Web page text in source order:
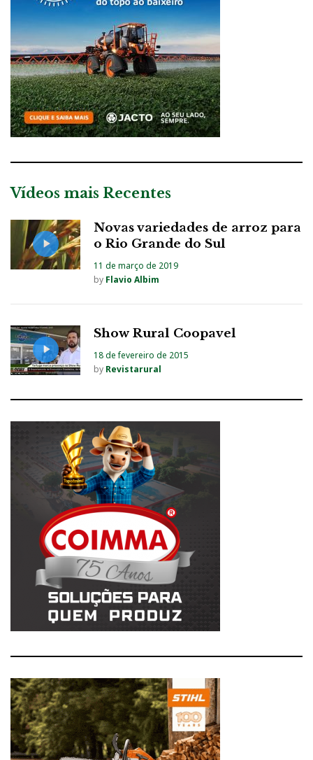
Vídeos mais Recentes
Novas variedades de arroz para
o Rio Grande do Sul
11 de março de 2019
by Flavio Albim
Show Rural Coopavel
18 de fevereiro de 2015
by Revistarural